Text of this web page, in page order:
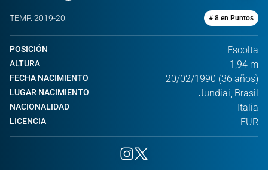
TEMP. 2019-20: # 8 en Puntos
POSICIÓN Escolta
ALTURA 1,94 m
FECHA NACIMIENTO 20/02/1990 (36 años)
LUGAR NACIMIENTO Jundiai, Brasil
NACIONALIDAD Italia
LICENCIA EUR